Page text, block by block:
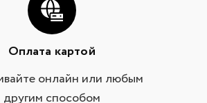
Оплата картой
онлайн или любым
другим способом